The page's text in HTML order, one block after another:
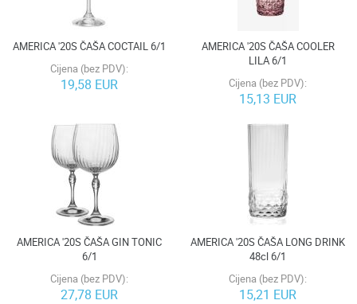
AMERICA '20S ČAŠA COCTAIL 6/1
Cijena (bez PDV):
19,58 EUR
AMERICA '20S ČAŠA COOLER
LILA 6/1
Cijena (bez PDV):
15,13 EUR
AMERICA '20S ČAŠA GIN TONIC
6/1
Cijena (bez PDV):
27,78 EUR
AMERICA '20S ČAŠA LONG DRINK
48cl 6/1
Cijena (bez PDV):
15,21 EUR